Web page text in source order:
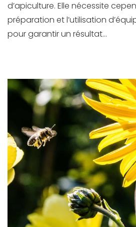
d’apiculture. Elle nécessite
préparation et l’utilisation
pour garantir un résultat...